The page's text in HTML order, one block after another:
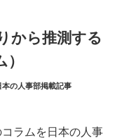
から推測する
本の人事部掲載記事
ラムを日本の人事